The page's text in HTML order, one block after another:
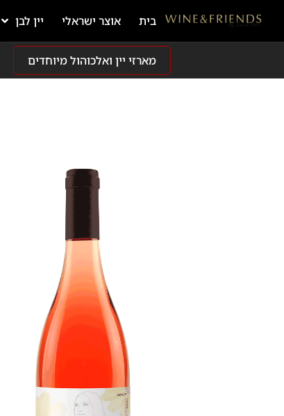
בית אוצר ישראלי יין לבן
מארזי יין ואלכוהול מיוחדים